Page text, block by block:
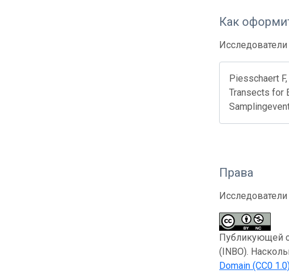
Как
Piesschaert
Transects for
Права
Публикующей
(INBO).
Domain (CC0